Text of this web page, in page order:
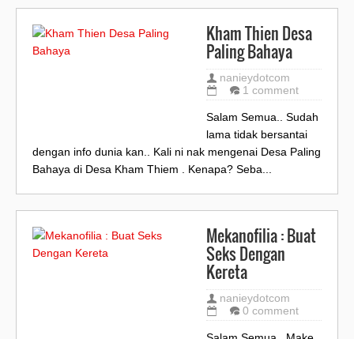
Kham Thien Desa
Paling Bahaya
nanieydotcom
1 comment
Salam Semua.. Sudah
lama tidak bersantai
dengan info dunia kan.. Kali ni nak mengenai Desa Paling
Bahaya di Desa Kham Thiem . Kenapa? Seba...
Mekanofilia : Buat
Seks Dengan
Kereta
nanieydotcom
0 comment